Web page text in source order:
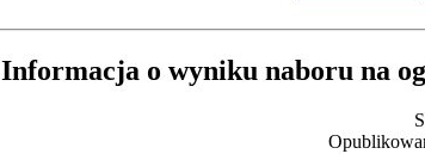
Informacja o wyniku naboru na